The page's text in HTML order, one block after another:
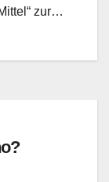
zur…